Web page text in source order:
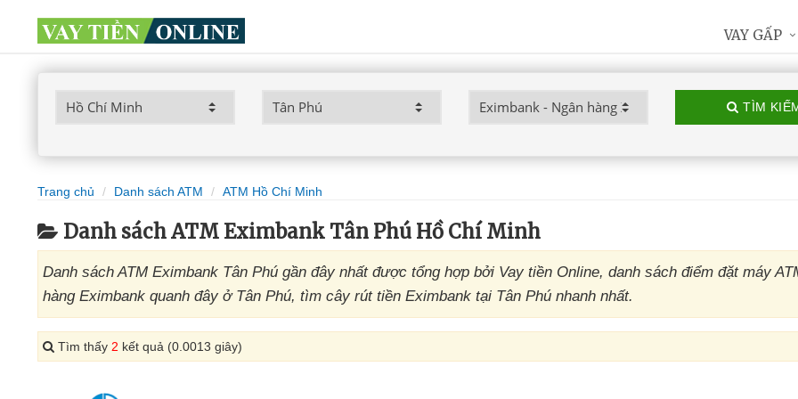
TÌM
Trang chủ Danh sách ATM ATM Hồ Chí Minh
Danh sách ATM Eximbank Tân Phú Hồ Chí Minh
Danh sách ATM Eximbank Tân Phú gần đây nhất được tổng hợp bởi Vay tiền Online, danh sách điểm đặt máy
hàng Eximbank quanh đây ở Tân Phú, tìm cây rút tiền Eximbank tại Tân Phú nhanh nhất.
Tìm thấy 2 kết quả (0.0013 giây)
VAY GẤP